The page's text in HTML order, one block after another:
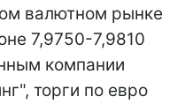
валютном рынке
7,9750-7,9810
компании
торги по евро